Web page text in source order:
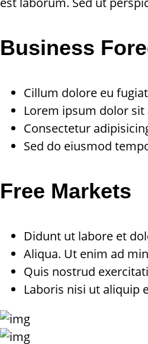
Business
Cillum dolore eu
Lorem ipsum dolor sit
Consectetur
Sed do eiusmod
Free Markets
Didunt ut labore et
Aliqua. Ut enim ad
Quis nostrud
Laboris nisi ut aliquip